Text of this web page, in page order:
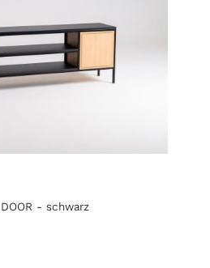
DOOR - schwarz